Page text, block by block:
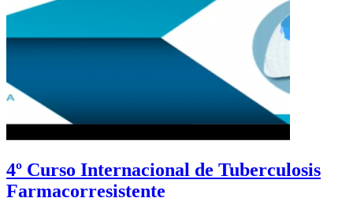
4º Curso Internacional de Tuberculosis
Farmacorresistente